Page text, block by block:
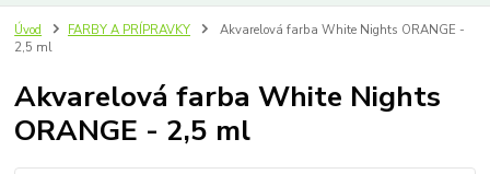
Úvod FARBY A PRÍPRAVKY
Akvarelová farba White Nights ORANGE -
2,5 ml
Akvarelová farba White Nights
ORANGE - 2,5 ml